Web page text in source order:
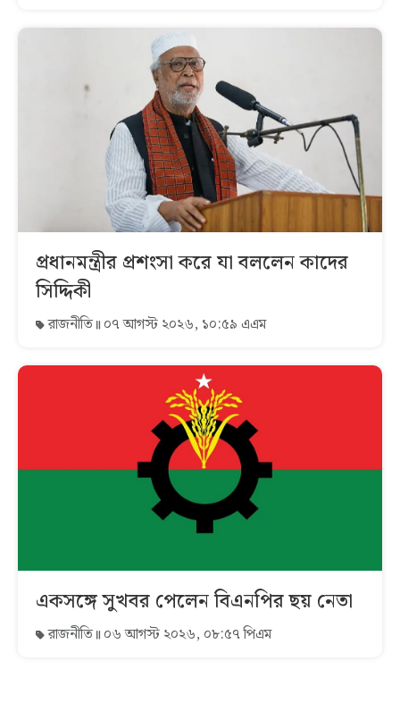
প্রধানমন্ত্রীর প্রশংসা করে যা বললেন কাদের
সিদ্দিকী
রাজনীতি ০৭ আগস্ট ২০২৬, ১০:৫৯ এএম
একসঙ্গে সুখবর পেলেন বিএনপির ছয় নেতা
রাজনীতি ০৬ আগস্ট ২০২৬, ০৮:৫৭ পিএম